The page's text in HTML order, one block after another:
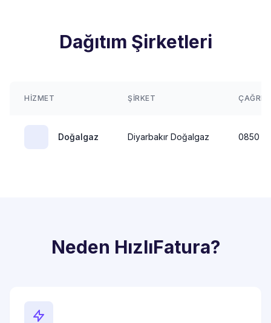
Dağıtım Şirketleri
HIZMET ŞIRKET ÇAĞRI
Doğalgaz Diyarbakır Doğalgaz 0850
Neden HızlıFatura?